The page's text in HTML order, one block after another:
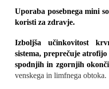
Uporaba posebnega mini
koristi za zdravje.
Izboljša učinkovitost
sistema, preprečuje
spodnjih in zgornjih
venskega in limfnega obtoka.